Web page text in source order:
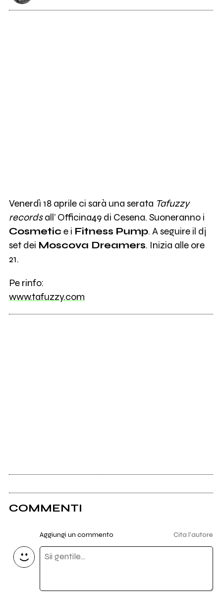
Venerdì 18 aprile ci sarà una serata Tafuzzy
recordsall’ Officina49 di Cesena. Suoneranno i
Cosmetic e i Fitness Pump. A seguire il dj
set dei Moscova Dreamers. Inizia alle ore
21.
Pe rinfo:
www.tafuzzy.com
COMMENTI
Aggiungi un commento Cita l'autore